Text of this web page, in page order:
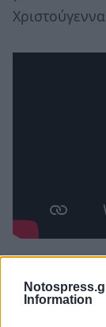
Information
7. A